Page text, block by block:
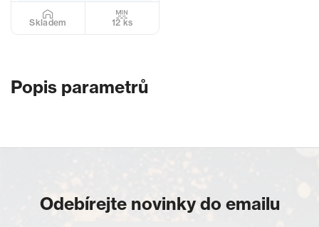
Skladem 12 ks
Popis parametrů
Odebírejte novinky do emailu